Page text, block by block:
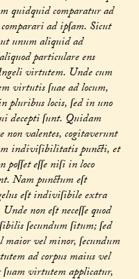
quidquid comparatur ad
ad ipſam. Sicut
unum aliquid ad
particulare ens
virtutem. Unde cum
virtutis ſuae ad locum,
pluribus locis, ſed in uno
decepti ſunt. Quidam
non valentes, cogitaverunt
indiviſibilitatis puncti, et
eſſe niſi in loco
Nam punctum eſt
eſt indiviſibile extra
non eſt neceſſe quod
ſecundum ſitum; ſed
vel minor, ſecundum
ad corpus maius vel
virtutem applicatur,